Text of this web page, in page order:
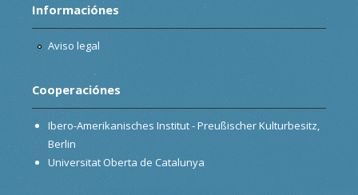
Informaciónes
Aviso legal
Cooperaciónes
Ibero-Amerikanisches Institut - Preußischer Kulturbesitz,
Berlin
Universitat Oberta de Catalunya